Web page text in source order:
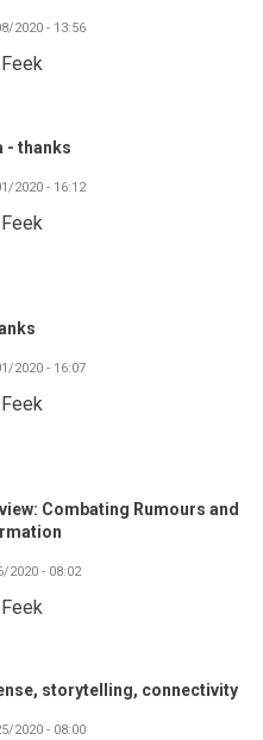
2020 - 13:56
- thanks
2020 - 16:12
2020 - 16:07
Combating Rumours and
2020 - 08:02
storytelling, connectivity
2020 - 08:00